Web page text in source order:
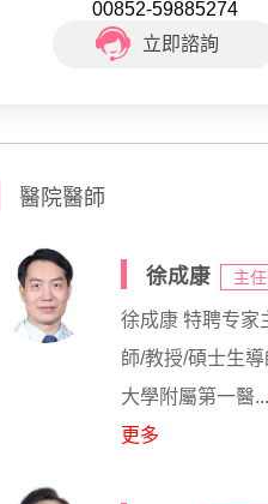
00852-59885274
立即諮詢
醫院醫師
徐成康 主
徐成康 特聘专家
師/教授/碩士生
大學附屬第一醫...
更多